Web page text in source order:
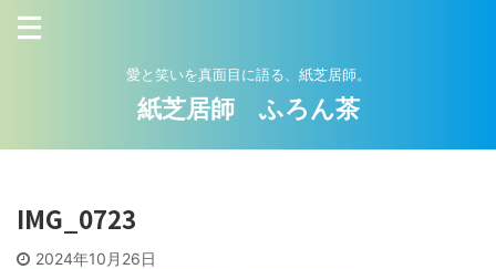
愛と笑いを真面目に語る、紙芝居師。
紙芝居師 ふろん茶
IMG_0723
2024年10月26日